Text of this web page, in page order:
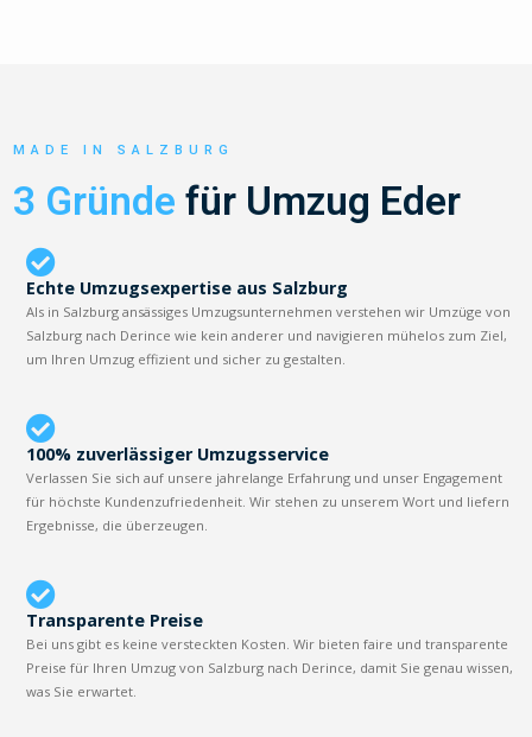
MADE IN SALZBURG
3 Gründe für Umzug Eder
Echte Umzugsexpertise aus Salzburg
Als in Salzburg ansässiges Umzugsunternehmen verstehen wir Umzüge von
Salzburg nach Derince wie kein anderer und navigieren mühelos zum Ziel,
um Ihren Umzug effizient und sicher zu gestalten.
100% zuverlässiger Umzugsservice
Verlassen Sie sich auf unsere jahrelange Erfahrung und unser Engagement
für höchste Kundenzufriedenheit. Wir stehen zu unserem Wort und liefern
Ergebnisse, die überzeugen.
Transparente Preise
Bei uns gibt es keine versteckten Kosten. Wir bieten faire und transparente
Preise für Ihren Umzug von Salzburg nach Derince, damit Sie genau wissen,
was Sie erwartet.